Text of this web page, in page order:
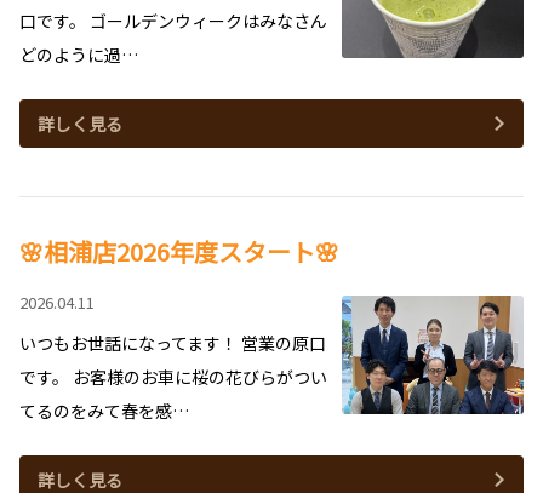
口です。 ゴールデンウィークはみなさん
どのように過…
詳しく見る
🌸相浦店2026年度スタート🌸
2026.04.11
いつもお世話になってます！ 営業の原口
です。 お客様のお車に桜の花びらがつい
てるのをみて春を感…
詳しく見る